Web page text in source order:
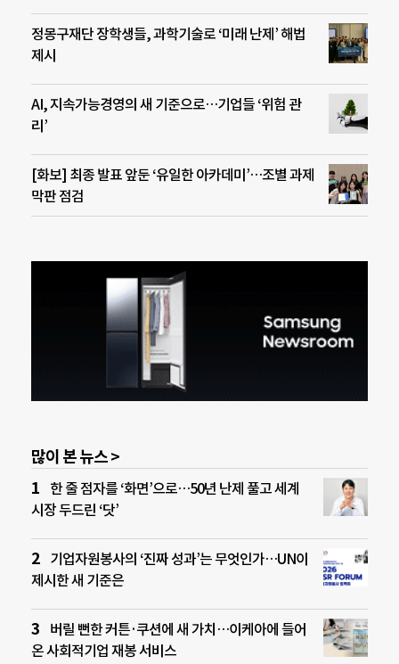
정몽구재단 장학생들, 과학기술로 ‘미래 난제’ 해법
제시
AI, 지속가능경영의 새 기준으로…기업들 ‘위험 관
리’
[화보] 최종 발표 앞둔 ‘유일한 아카데미’…조별 과제
막판 점검
많이 본 뉴스 >
한 줄 점자를 ‘화면’으로…50년 난제 풀고 세계
시장 두드린 ‘닷’
기업자원봉사의 ‘진짜 성과’는 무엇인가…UN이
제시한 새 기준은
버릴 뻔한 커튼·쿠션에 새 가치…이케아에 들어
온 사회적기업 재봉 서비스